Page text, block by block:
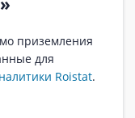
приземления
для
Roistat.